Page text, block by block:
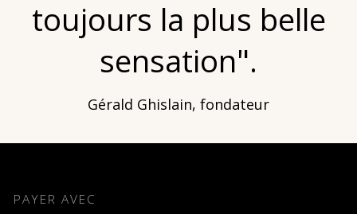
toujours la plus belle
sensation".
Gérald Ghislain, fondateur
PAYER AVEC